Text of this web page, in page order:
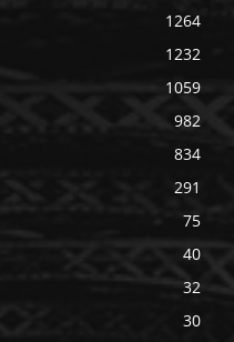
1264
1232
1059
982
834
291
75
40
32
30